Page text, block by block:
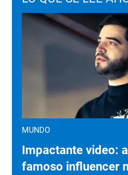
MUNDO
Impactante video:
famoso influencer